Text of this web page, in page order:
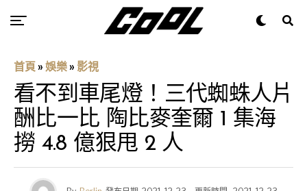
首頁 » 娛樂 » 影視
看不到車尾燈！三代蜘蛛人片
酬比一比 陶比麥奎爾 1 集海
撈 4.8 億狠甩 2 人